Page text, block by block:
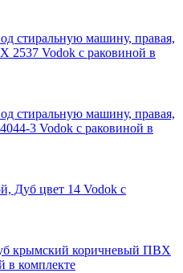
стиральную машину, правая,
Vodok с раковиной в
стиральную машину, правая,
3 Vodok с раковиной в
Дуб цвет 14 Vodok с
крымский коричневый ПВХ
в комплекте